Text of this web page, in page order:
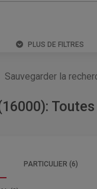
PLUS DE FILTRES
Sauvegarder la
PARTICULIER (6)